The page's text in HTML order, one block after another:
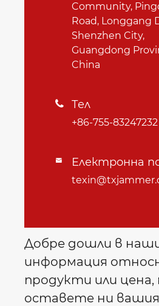
Community,
Road, Longgang
Shenzhen City,
Guangdong
China
 Тел
+86-755-83247232
 Електронна
Добре дошли в
информация
продукти или цена,
оставете ни вашия